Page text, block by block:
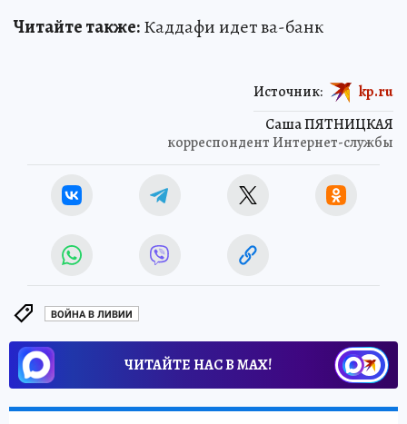
Читайте также:Каддафи идет ва-банк
Саша ПЯТНИЦКАЯ
корреспондент Интернет-службы
Источник: kp.ru
ВОЙНА В ЛИВИИ
ЧИТАЙТЕ НАС В МАХ!